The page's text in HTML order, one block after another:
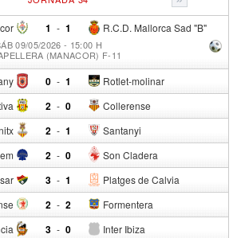
1 - R.C.D. Mallorca Sad "B"
1
09/05/2026 - 15:00 H
(MANACOR) F-11
0 - Rotlet-molinar
1
2 - Collerense
0
2 - Santanyi
1
2 - Son Cladera
0
3 - Platges de Calvia
1
2 - Formentera
2
3 - Inter Ibiza
0